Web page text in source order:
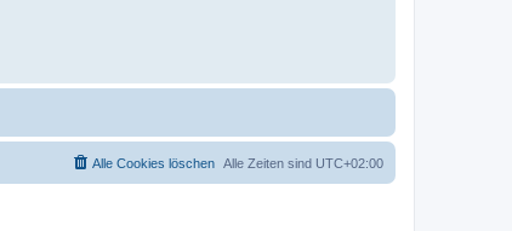
Alle Zeiten sind UTC+02:00
Alle Cookies löschen